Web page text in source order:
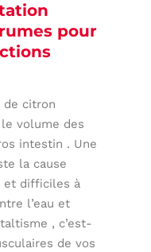
pour
de citron
volume des
intestin . Une
la cause
et difficiles à
l’eau et
, c’est-
de vos